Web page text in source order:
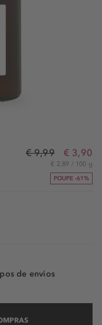
€ 9,99 € 3,90
€ 2,89 / 100 g
POUPE -61%
de envios